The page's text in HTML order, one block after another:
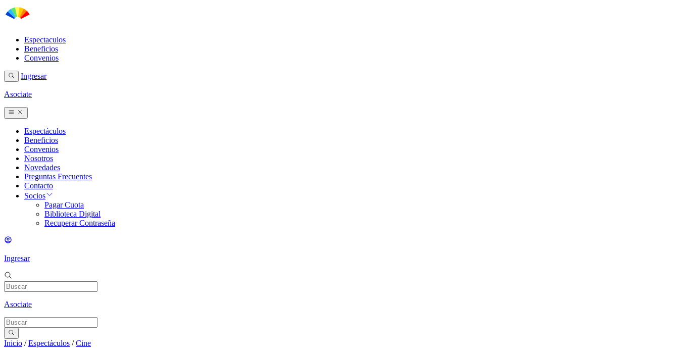
Espectaculos
Beneficios
Convenios
Ingresar
Asociate
Espectáculos
Beneficios
Convenios
Nosotros
Novedades
Preguntas Frecuentes
Contacto
Socios
Pagar Cuota
Biblioteca Digital
Recuperar Contraseña
Ingresar
Asociate
Inicio /Espectáculos /Cine